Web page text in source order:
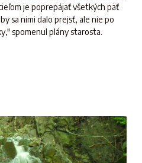
je poprepájať všetkých päť
sa nimi dalo prejsť, ale nie po
spomenul plány starosta.